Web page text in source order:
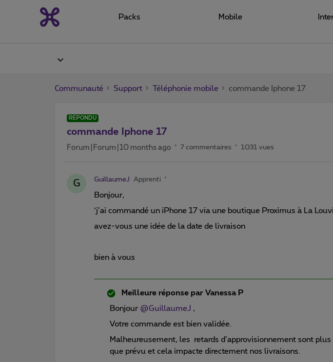
Packs Mobile
Communauté Support Téléphonie mobile commande Iphone 17
RÉPONDU
commande Iphone 17
Forum|Forum|10 months ago 7 commentaires 1031 vues
G GuillaumeJ Apprenti
Bonjour,
‘j’ai commandé un iPhone 17 via une boutique Proximus à La
avez-vous une idée de la date de livraison
bien à vous
Meilleure réponse par Vanessa P
Bonjour ​ @GuillaumeJ ,
Votre commande est bien validée.
Malheureusement, les retards d’approvisionnement sont
que prévu et cela impacte directement nos livraisons.